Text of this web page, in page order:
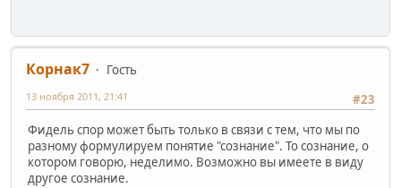
Корнак7
Гость
#23
13 ноября 2011, 21:41
Фидель спор может быть только в связи с тем, что мы по
разному формулируем понятие "сознание". То сознание, о
котором говорю, неделимо. Возможно вы имеете в виду
другое сознание.